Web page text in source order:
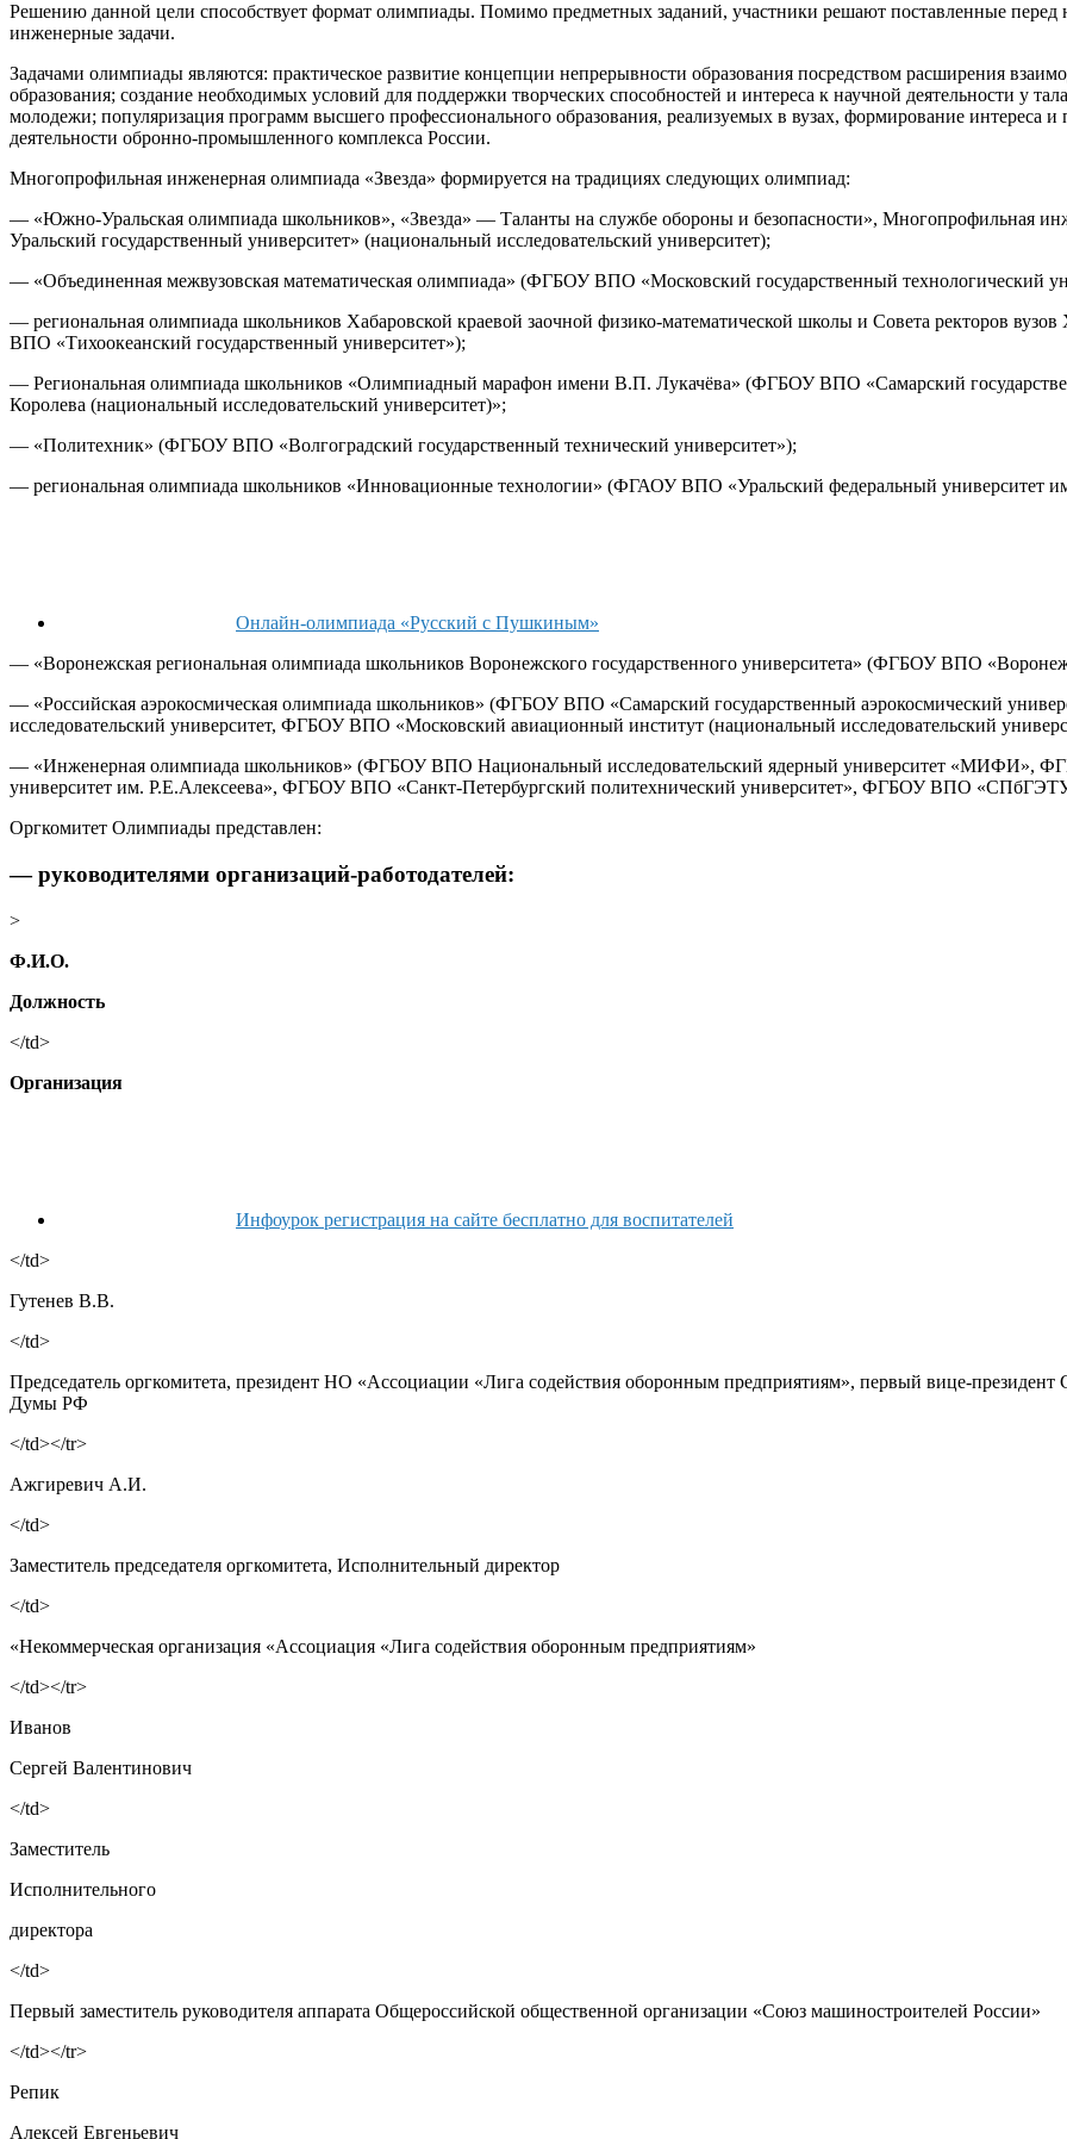
Решению данной цели способствует формат олимпиады. Помимо предметных заданий, участники решают поставленные перед
инженерные задачи.
Задачами олимпиады являются: практическое развитие концепции непрерывности образования посредством расширения
образования; создание необходимых условий для поддержки творческих способностей и интереса к научной деятельности у
молодежи; популяризация программ высшего профессионального образования, реализуемых в вузах, формирование интереса
деятельности обронно-промышленного комплекса России.
Многопрофильная инженерная олимпиада «Звезда» формируется на традициях следующих олимпиад:
— «Южно-Уральская олимпиада школьников», «Звезда» — Таланты на службе обороны и безопасности»,
Уральский государственный университет» (национальный исследовательский университет);
— «Объединенная межвузовская математическая олимпиада» (ФГБОУ ВПО «Московский государственный технологический
— региональная олимпиада школьников Хабаровской краевой заочной физико-математической школы и Совета ректоров
ВПО «Тихоокеанский государственный университет»);
— Региональная олимпиада школьников «Олимпиадный марафон имени В.П. Лукачёва» (ФГБОУ ВПО «Самарский
Королева (национальный исследовательский университет)»;
— «Политехник» (ФГБОУ ВПО «Волгоградский государственный технический университет»);
— региональная олимпиада школьников «Инновационные технологии» (ФГАОУ ВПО «Уральский федеральный университет
Онлайн-олимпиада «Русский с Пушкиным»
— «Воронежская региональная олимпиада школьников Воронежского государственного университета» (ФГБОУ ВПО
— «Российская аэрокосмическая олимпиада школьников» (ФГБОУ ВПО «Самарский государственный аэрокосмический
исследовательский университет, ФГБОУ ВПО «Московский авиационный институт (национальный исследовательский
— «Инженерная олимпиада школьников» (ФГБОУ ВПО Национальный исследовательский ядерный университет «МИФИ»,
университет им. Р.Е.Алексеева», ФГБОУ ВПО «Санкт-Петербургский политехнический университет», ФГБОУ ВПО
Оргкомитет Олимпиады представлен:
— руководителями организаций-работодателей:
>
Ф.И.О.
Должность
</td>
Организация
Инфоурок регистрация на сайте бесплатно для воспитателей
</td>
Гутенев В.В.
</td>
Председатель оргкомитета, президент НО «Ассоциации «Лига содействия оборонным предприятиям», первый вице-президент
Думы РФ
</td></tr>
Ажгиревич А.И.
</td>
Заместитель председателя оргкомитета, Исполнительный директор
</td>
«Некоммерческая организация «Ассоциация «Лига содействия оборонным предприятиям»
</td></tr>
Иванов
Сергей Валентинович
</td>
Заместитель
Исполнительного
директора
</td>
Первый заместитель руководителя аппарата Общероссийской общественной организации «Союз машиностроителей России»
</td></tr>
Репик
Алексей Евгеньевич